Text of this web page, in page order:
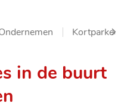
in de buurt